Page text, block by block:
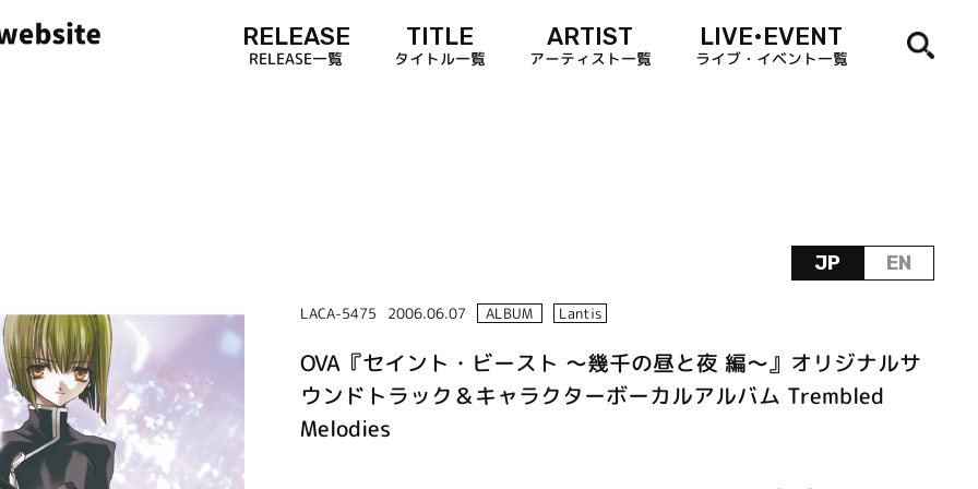
RELEASE
RELEASE一覧
TITLE
タイトル一覧
ARTIST
アーティスト一覧
LIVE•EVENT
ライブ・イベント一覧
JP EN
LACA-5475 2006.06.07 ALBUM Lantis
OVA『セイント・ビースト ～幾千の昼と夜 編～』オリジナルサ
ウンドトラック＆キャラクターボーカルアルバム Trembled
Melodies